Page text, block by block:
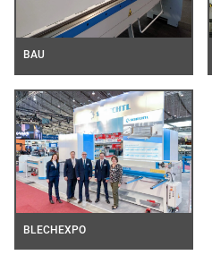
BAU
BLECHEXPO